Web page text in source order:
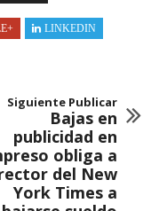
LINKEDIN
Siguiente Publicar
Bajas en
publicidad en
obliga a
del New
York Times a